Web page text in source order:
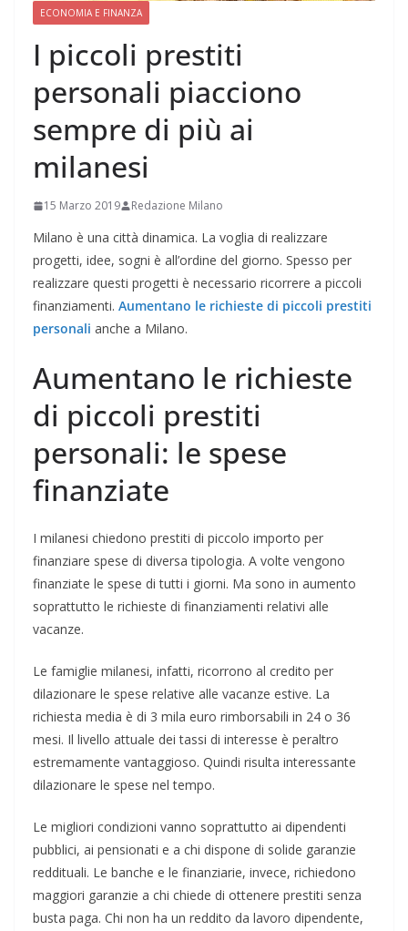
ECONOMIA E FINANZA
I piccoli prestiti
personali piacciono
sempre di più ai
milanesi
15 Marzo 2019 Redazione Milano
Milano è una città dinamica. La voglia di realizzare
progetti, idee, sogni è all’ordine del giorno. Spesso per
realizzare questi progetti è necessario ricorrere a piccoli
finanziamenti. Aumentano le richieste di piccoli prestiti
personali anche a Milano.
Aumentano le richieste
di piccoli prestiti
personali: le spese
finanziate
I milanesi chiedono prestiti di piccolo importo per
finanziare spese di diversa tipologia. A volte vengono
finanziate le spese di tutti i giorni. Ma sono in aumento
soprattutto le richieste di finanziamenti relativi alle
vacanze.
Le famiglie milanesi, infatti, ricorrono al credito per
dilazionare le spese relative alle vacanze estive. La
richiesta media è di 3 mila euro rimborsabili in 24 o 36
mesi. Il livello attuale dei tassi di interesse è peraltro
estremamente vantaggioso. Quindi risulta interessante
dilazionare le spese nel tempo.
Le migliori condizioni vanno soprattutto ai dipendenti
pubblici, ai pensionati e a chi dispone di solide garanzie
reddituali. Le banche e le finanziarie, invece, richiedono
maggiori garanzie a chi chiede di ottenere prestiti senza
busta paga. Chi non ha un reddito da lavoro dipendente,